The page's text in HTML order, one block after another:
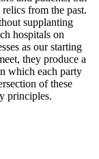
from the past.
supplanting
hospitals on
as our starting
they produce a
which each party
of these
principles.